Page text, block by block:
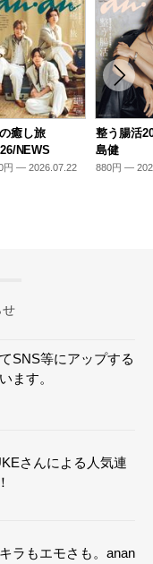
癒し旅
NEWS
円 — 2026.07.22
整う腸活
島健
880円 —
せ
SNS等にアップする
ます。
さんによる人気連
ラもエモさも。anan